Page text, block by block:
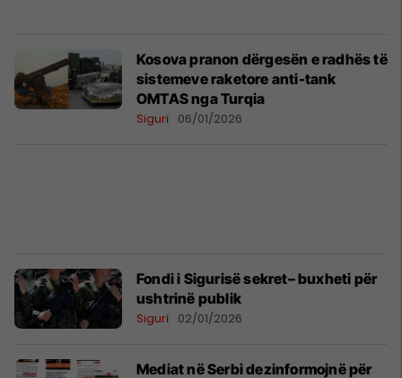
Kosova pranon dërgesën e radhës të
sistemeve raketore anti-tank
OMTAS nga Turqia
Siguri 06/01/2026
Fondi i Sigurisë sekret– buxheti për
ushtrinë publik
Siguri 02/01/2026
Mediat në Serbi dezinformojnë për